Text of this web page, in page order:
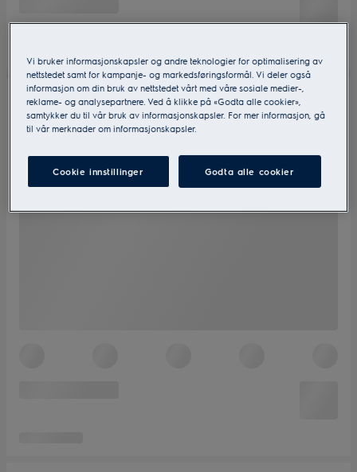
Vi bruker informasjonskapsler og andre teknologier for optimalisering av
nettstedet samt for kampanje- og markedsføringsformål. Vi deler også
informasjon om din bruk av nettstedet vårt med våre sosiale medier-,
reklame- og analysepartnere. Ved å klikke på «Godta alle cookier»,
samtykker du til vår bruk av informasjonskapsler. For mer informasjon, gå
til vår merknader om informasjonskapsler.
Cookie innstillinger Godta alle cookier